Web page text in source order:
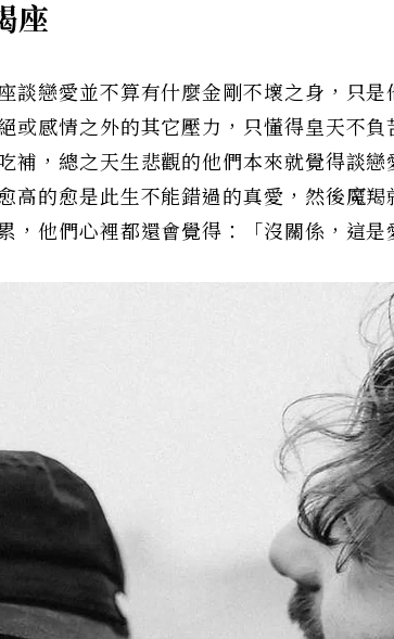
座
談戀愛並不算有什麼金剛不壞之身，只
或感情之外的其它壓力，只懂得皇天不
補，總之天生悲觀的他們本來就覺得談
高的愈是此生不能錯過的真愛，然後魔
，他們心裡都還會覺得：「沒關係，這